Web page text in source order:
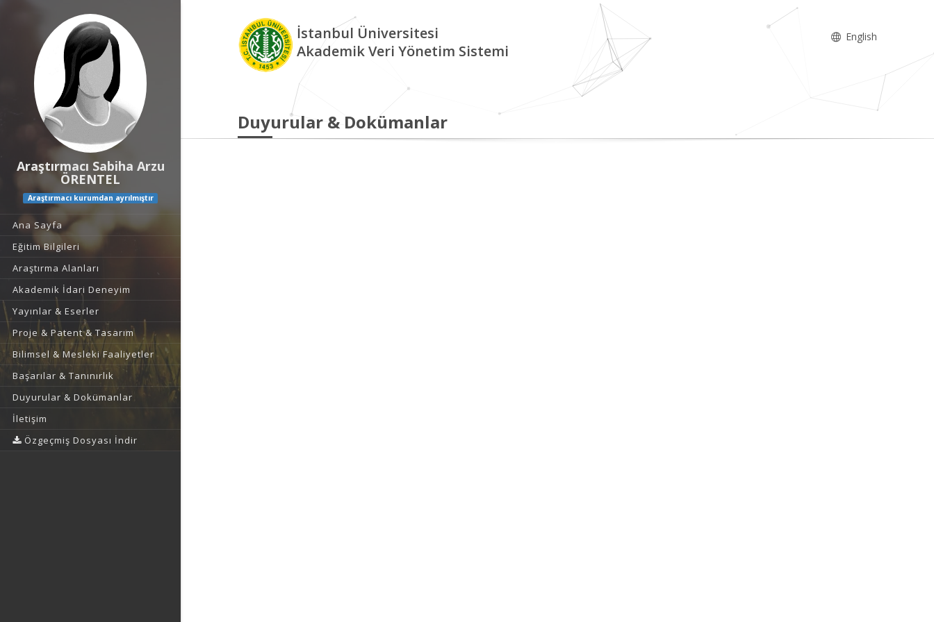
Araştırmacı Sabiha Arzu
ÖRENTEL
Araştırmacı kurumdan ayrılmıştır
Ana Sayfa
Eğitim Bilgileri
Araştırma Alanları
Akademik İdari Deneyim
Yayınlar & Eserler
Proje & Patent & Tasarım
Bilimsel & Mesleki Faaliyetler
Başarılar & Tanınırlık
Duyurular & Dokümanlar
İletişim
Özgeçmiş Dosyası İndir
İstanbul Üniversitesi
Akademik Veri Yönetim Sistemi
English
Duyurular & Dokümanlar